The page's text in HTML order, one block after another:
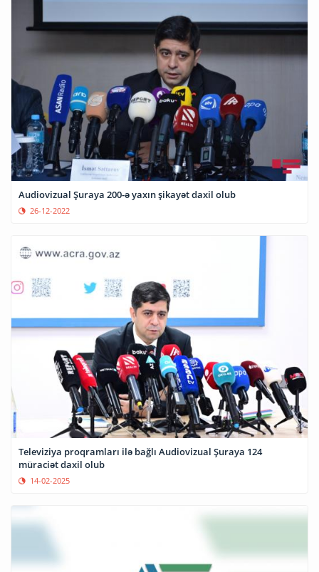
Audiovizual Şuraya 200-ə yaxın şikayət daxil olub
26-12-2022
Televiziya proqramları ilə bağlı Audiovizual Şuraya 124
müraciət daxil olub
14-02-2025